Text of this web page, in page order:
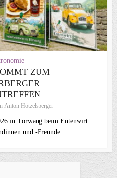
ZUM
Anton Hötzelsperger
in Törwang beim Entenwirt
und -Freunde...